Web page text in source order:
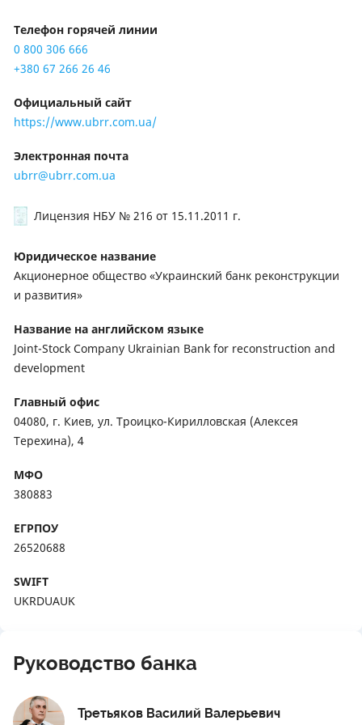
Телефон горячей линии
0 800 306 666
+380 67 266 26 46
Официальный сайт
https://www.ubrr.com.ua/
Электронная почта
ubrr@ubrr.com.ua
Лицензия НБУ № 216 от 15.11.2011 г.
Юридическое название
Акционерное общество «Украинский банк реконструкции
и развития»
Название на английском языке
Joint-Stock Company Ukrainian Bank for reconstruction and
development
Главный офис
04080, г. Киев, ул. Троицко-Кирилловская (Алексея
Терехина), 4
МФО
380883
ЕГРПОУ
26520688
SWIFT
UKRDUAUK
Руководство банка
Третьяков Василий Валерьевич